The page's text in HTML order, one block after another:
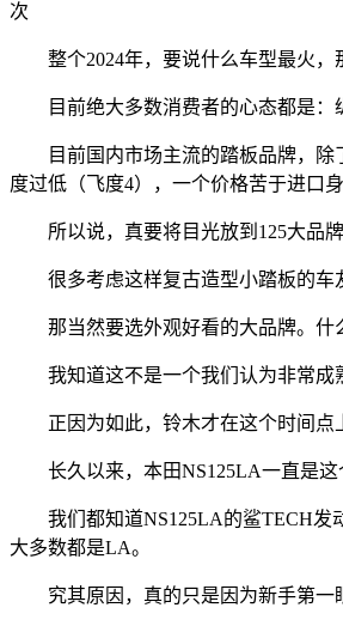
次
整个2024年，要说什么车型最火，
目前绝大多数消费者的心态都是：纵
目前国内市场主流的踏板品牌，除了
度过低（飞度4），一个价格苦于进口
所以说，真要将目光放到125大品牌
很多考虑这样复古造型小踏板的车友
那当然要选外观好看的大品牌。什么
我知道这不是一个我们认为非常成熟
正因为如此，铃木才在这个时间点上
长久以来，本田NS125LA一直是这个
我们都知道NS125LA的鲨TECH发动
大多数都是LA。
究其原因，真的只是因为新手第一眼